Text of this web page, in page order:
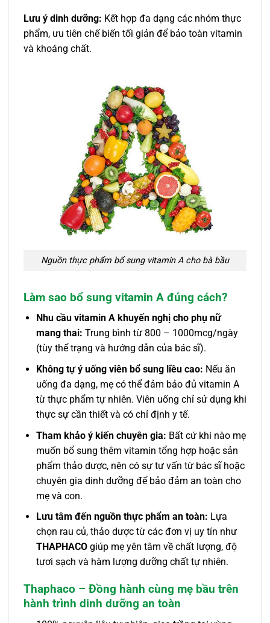
Lưu ý dinh dưỡng: Kết hợp đa dạng các nhóm thực
phẩm, ưu tiên chế biến tối giản để bảo toàn vitamin
và khoáng chất.
Nguồn thực phẩm bổ sung vitamin A cho bà bầu
Làm sao bổ sung vitamin A đúng cách?
Nhu cầu vitamin A khuyến nghị cho phụ nữ
mang thai: Trung bình từ 800 – 1000mcg/ngày
(tùy thể trạng và hướng dẫn của bác sĩ).
Không tự ý uống viên bổ sung liều cao: Nếu ăn
uống đa dạng, mẹ có thể đảm bảo đủ vitamin A
từ thực phẩm tự nhiên. Viên uống chỉ sử dụng khi
thực sự cần thiết và có chỉ định y tế.
Tham khảo ý kiến chuyên gia: Bất cứ khi nào mẹ
muốn bổ sung thêm vitamin tổng hợp hoặc sản
phẩm thảo dược, nên có sự tư vấn từ bác sĩ hoặc
chuyên gia dinh dưỡng để bảo đảm an toàn cho
mẹ và con.
Lưu tâm đến nguồn thực phẩm an toàn: Lựa
chọn rau củ, thảo dược từ các đơn vị uy tín như
THAPHACOgiúp mẹ yên tâm về chất lượng, độ
tươi sạch và hàm lượng dưỡng chất tự nhiên.
Thaphaco – Đồng hành cùng mẹ bầu trên
hành trình dinh dưỡng an toàn